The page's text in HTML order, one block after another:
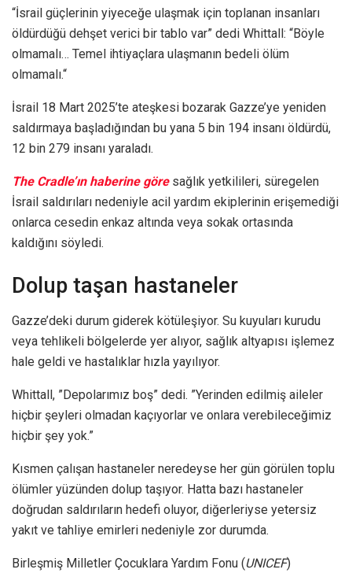
“İsrail güçlerinin yiyeceğe ulaşmak için toplanan insanları
öldürdüğü dehşet verici bir tablo var” dedi Whittall: “Böyle
olmamalı… Temel ihtiyaçlara ulaşmanın bedeli ölüm
olmamalı.“
İsrail 18 Mart 2025’te ateşkesi bozarak Gazze’ye yeniden
saldırmaya başladığından bu yana 5 bin 194 insanı öldürdü,
12 bin 279 insanı yaraladı.
The Cradle’ın haberine göre sağlık yetkilileri, süregelen
İsrail saldırıları nedeniyle acil yardım ekiplerinin erişemediği
onlarca cesedin enkaz altında veya sokak ortasında
kaldığını söyledi.
Dolup taşan hastaneler
Gazze’deki durum giderek kötüleşiyor. Su kuyuları kurudu
veya tehlikeli bölgelerde yer alıyor, sağlık altyapısı işlemez
hale geldi ve hastalıklar hızla yayılıyor.
Whittall, ”Depolarımız boş” dedi. ”Yerinden edilmiş aileler
hiçbir şeyleri olmadan kaçıyorlar ve onlara verebileceğimiz
hiçbir şey yok.”
Kısmen çalışan hastaneler neredeyse her gün görülen toplu
ölümler yüzünden dolup taşıyor. Hatta bazı hastaneler
doğrudan saldırıların hedefi oluyor, diğerleriyse yetersiz
yakıt ve tahliye emirleri nedeniyle zor durumda.
Birleşmiş Milletler Çocuklara Yardım Fonu (UNICEF)